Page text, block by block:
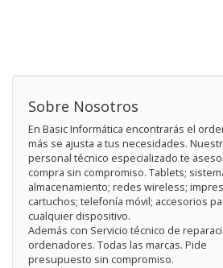
Sobre Nosotros
En Basic Informática encontrarás el
más se ajusta a tus necesidades.
personal técnico especializado te
compra sin compromiso. Tablets;
almacenamiento; redes wireless;
cartuchos; telefonía móvil; accesorios
cualquier dispositivo.
Además con Servicio técnico de
ordenadores. Todas las marcas. Pide
presupuesto sin compromiso.